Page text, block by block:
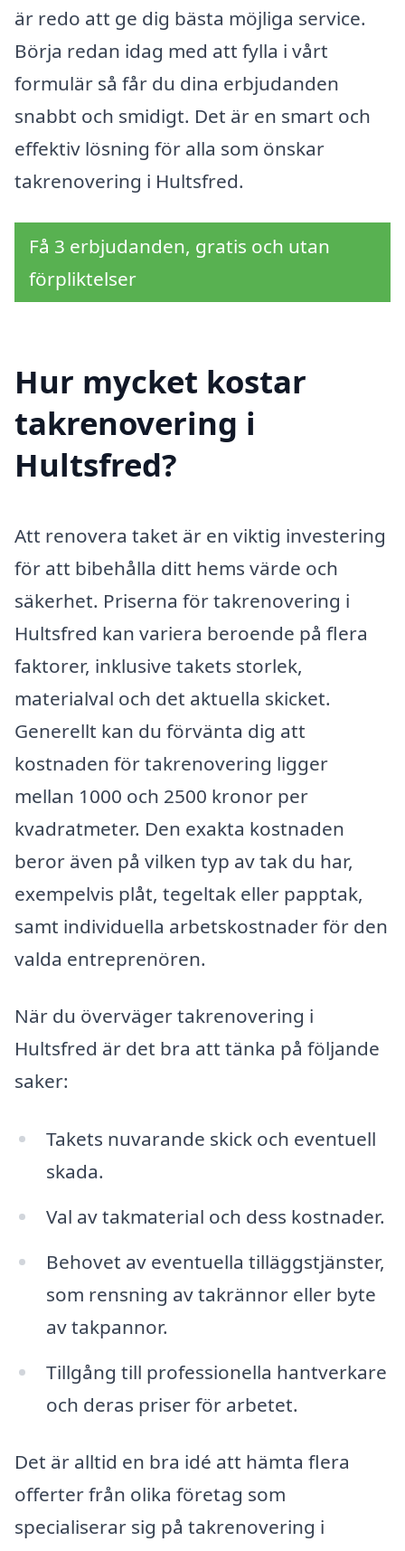
är redo att ge dig bästa möjliga service.
Börja redan idag med att fylla i vårt
formulär så får du dina erbjudanden
snabbt och smidigt. Det är en smart och
effektiv lösning för alla som önskar
takrenovering i Hultsfred.
Få 3 erbjudanden, gratis och utan
förpliktelser
Hur mycket kostar
takrenovering i
Hultsfred?
Att renovera taket är en viktig investering
för att bibehålla ditt hems värde och
säkerhet. Priserna för takrenovering i
Hultsfred kan variera beroende på flera
faktorer, inklusive takets storlek,
materialval och det aktuella skicket.
Generellt kan du förvänta dig att
kostnaden för takrenovering ligger
mellan 1000 och 2500 kronor per
kvadratmeter. Den exakta kostnaden
beror även på vilken typ av tak du har,
exempelvis plåt, tegeltak eller papptak,
samt individuella arbetskostnader för den
valda entreprenören.
När du överväger takrenovering i
Hultsfred är det bra att tänka på följande
saker:
Takets nuvarande skick och eventuell
skada.
Val av takmaterial och dess kostnader.
Behovet av eventuella tilläggstjänster,
som rensning av takrännor eller byte
av takpannor.
Tillgång till professionella hantverkare
och deras priser för arbetet.
Det är alltid en bra idé att hämta flera
offerter från olika företag som
specialiserar sig på takrenovering i